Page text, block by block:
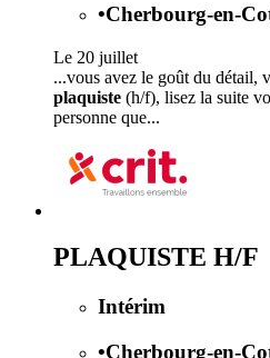
•Cherbourg-en-
Le 20 juillet
...vous avez le goût du détail,
plaquiste (h/f), lisez la suite
personne que...
PLAQUISTE H/F
Intérim
•Cherbourg-en-